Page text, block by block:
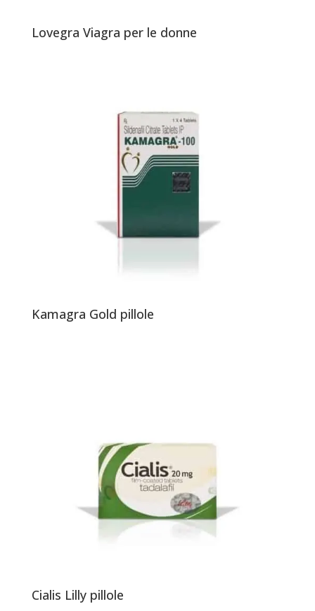
Lovegra Viagra per le donne
Kamagra Gold pillole
Cialis Lilly pillole